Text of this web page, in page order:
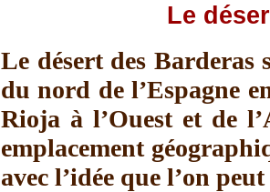
Le
Le désert des Barderas
du nord de l’Espagne
Rioja à l’Ouest et de
emplacement
avec l’idée que l’on